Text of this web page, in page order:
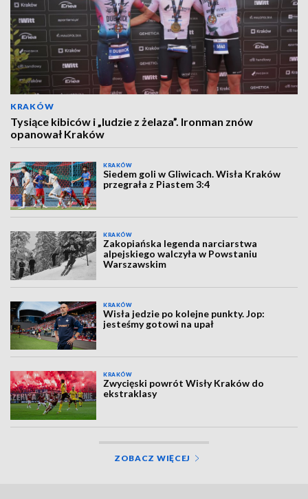
KRAKÓW
Tysiące kibiców i „ludzie z żelaza”. Ironman znów
opanował Kraków
KRAKÓW
Siedem goli w Gliwicach. Wisła Kraków
przegrała z Piastem 3:4
KRAKÓW
Zakopiańska legenda narciarstwa
alpejskiego walczyła w Powstaniu
Warszawskim
KRAKÓW
Wisła jedzie po kolejne punkty. Jop:
jesteśmy gotowi na upał
KRAKÓW
Zwycięski powrót Wisły Kraków do
ekstraklasy
ZOBACZ WIĘCEJ